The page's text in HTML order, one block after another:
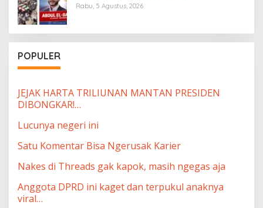
Rabu, 5 Agustus, 2026
POPULER
JEJAK HARTA TRILIUNAN MANTAN PRESIDEN
DIBONGKAR!…
Lucunya negeri ini
Satu Komentar Bisa Ngerusak Karier
Nakes di Threads gak kapok, masih ngegas aja
Anggota DPRD ini kaget dan terpukul anaknya
viral…